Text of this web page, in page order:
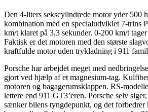
Den 4-liters sekscylindrede motor yder 500
kombination med en specialudviklet 7-trins
km/t klaret på 3,3 sekunder. 0-200 km/t
Faktisk er det motoren med den største
kraftfulde motor uden trykladning i 911
Porsche har arbejdet meget med
gjort ved hjælp af et magnesium-tag.
motoren og bagagerumsklappen. RS-
lettere end 911 GT3’eren. Porsche selv
sænker bilens tyngdepunkt, og det forbedrer